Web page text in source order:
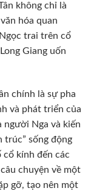
không chỉ là
hóa quan
trai trên cổ
Giang uốn
chính là sự pha
và phát triển của
người Nga và kiến
trúc” sống động
cổ kính đến các
chuyện về một
gỡ, tạo nên một